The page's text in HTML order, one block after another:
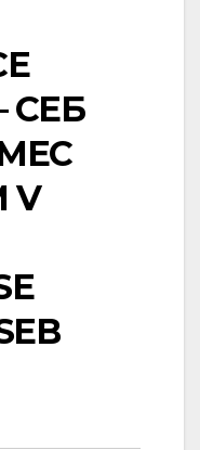
СЕБ
V